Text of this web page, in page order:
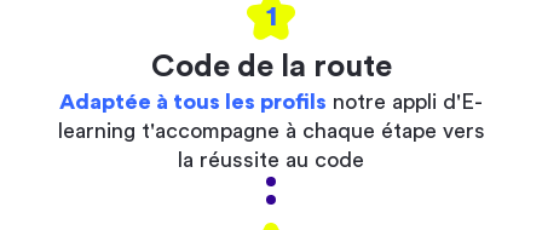
1
Code de la route
Adaptée à tous les profils notre appli d'E-
learning t'accompagne à chaque étape vers
la réussite au code